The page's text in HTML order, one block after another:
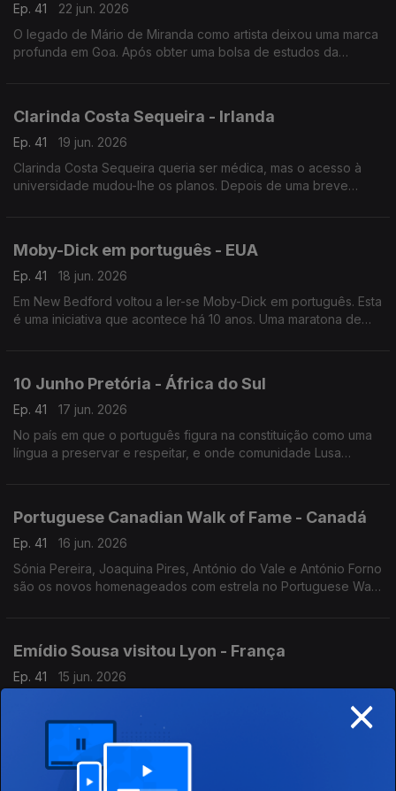
Ep. 41
22 jun. 2026
O legado de Mário de Miranda como artista deixou uma marca
profunda em Goa. Após obter uma bolsa de estudos da
Clarinda Costa Sequeira - Irlanda
Ep. 41
19 jun. 2026
Clarinda Costa Sequeira queria ser médica, mas o acesso à
universidade mudou-lhe os planos. Depois de uma breve
Moby-Dick em português - EUA
Ep. 41
18 jun. 2026
Em New Bedford voltou a ler-se Moby-Dick em português. Esta
é uma iniciativa que acontece há 10 anos. Uma maratona de
10 Junho Pretória - África do Sul
Ep. 41
17 jun. 2026
No país em que o português figura na constituição como uma
língua a preservar e respeitar, e onde comunidade Lusa
Portuguese Canadian Walk of Fame - Canadá
Ep. 41
16 jun. 2026
Sónia Pereira, Joaquina Pires, António do Vale e António Forno
são os novos homenageados com estrela no Portuguese Walk
Emídio Sousa visitou Lyon - França
Ep. 41
15 jun. 2026
serviu também para conferir o trabalho do consulado
português em Lyon e o ensino da língua portuguesa.
Festival de Folclore de Orbe - Suiça
×